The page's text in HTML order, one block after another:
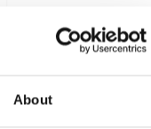
About
Rozwiązania Microsoft